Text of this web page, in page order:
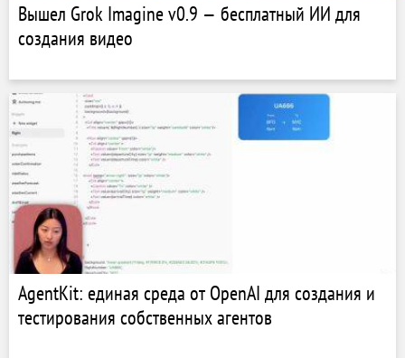
Вышел Grok Imagine v0.9 — бесплатный ИИ для
создания видео
AgentKit: единая среда от OpenAI для создания и
тестирования собственных агентов